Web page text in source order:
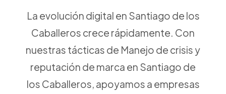
La evolución digital en Santiago de los
Caballeros crece rápidamente. Con
nuestras tácticas de Manejo de crisis y
reputación de marca en Santiago de
los Caballeros, apoyamos a empresas